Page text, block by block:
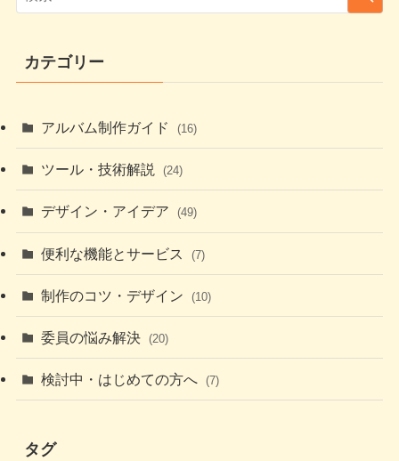
カテゴリー
アルバム制作ガイド (16)
ツール・技術解説 (24)
デザイン・アイデア (49)
便利な機能とサービス (7)
制作のコツ・デザイン (10)
委員の悩み解決 (20)
検討中・はじめての方へ (7)
タグ